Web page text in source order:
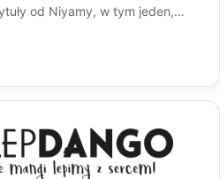
od Niyamy, w tym jeden,…